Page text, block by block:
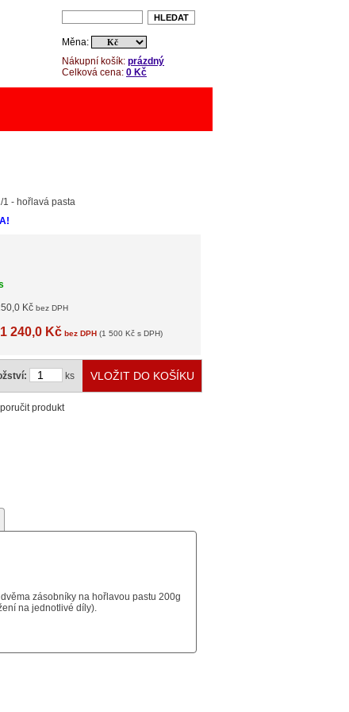
1 - hořlavá pasta
Kč bez DPH
240,0 Kč bez DPH (1 500 Kč s DPH)
ks
produkt
zásobníky na hořlavou pastu 200g
na jednotlivé díly).
Nákupní košík: prázdný
Celková cena: 0 Kč
Měna: